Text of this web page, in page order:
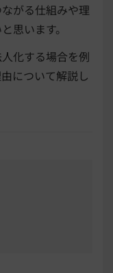
がる仕組みや理
思います。
化する場合を例
について解説し